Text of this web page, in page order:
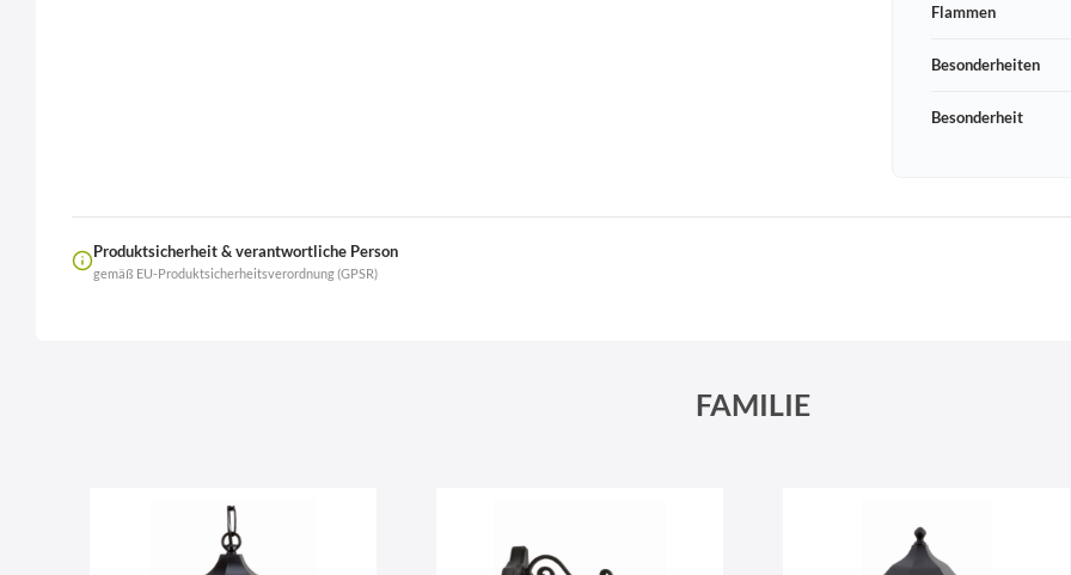
Flammen
Besonderheiten
Besonderheit
Produktsicherheit & verantwortliche Person
gemäß EU-Produktsicherheitsverordnung (GPSR)
FAMILIE